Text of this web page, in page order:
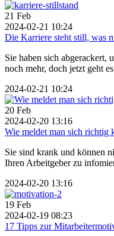
21 Feb
2024-02-21 10:24
Die Karriere steht still, was
Sie haben sich abgerackert,
noch mehr, doch jetzt geht
2024-02-21 10:24
20 Feb
2024-02-20 13:16
Wie meldet man sich richtig
Sie sind krank und können
Ihren Arbeitgeber zu
2024-02-20 13:16
19 Feb
2024-02-19 08:23
17 Tipps zur